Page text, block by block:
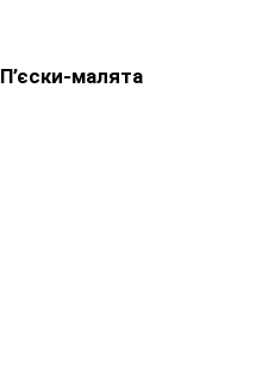
П’єски-малята